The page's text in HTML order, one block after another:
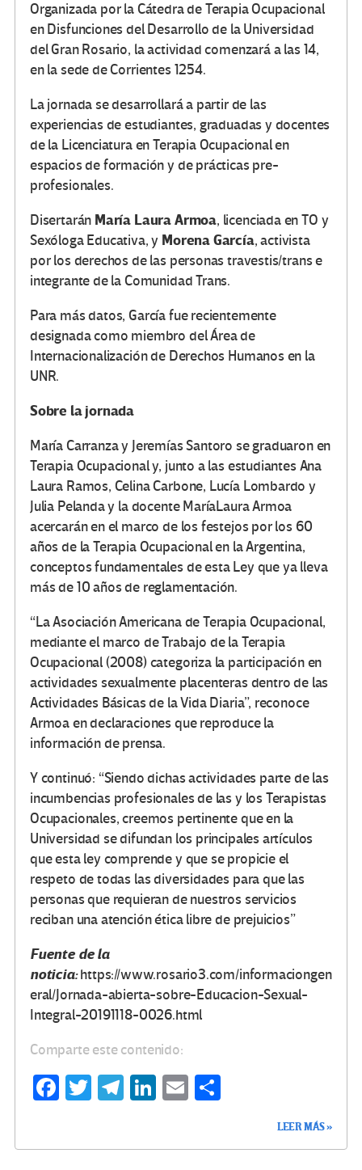
Organizada por la Cátedra de Terapia Ocupacional
en Disfunciones del Desarrollo de la Universidad
del Gran Rosario, la actividad comenzará a las 14,
en la sede de Corrientes 1254.
La jornada se desarrollará a partir de las
experiencias de estudiantes, graduadas y docentes
de la Licenciatura en Terapia Ocupacional en
espacios de formación y de prácticas pre-
profesionales.
Disertarán María Laura Armoa, licenciada en TO y
Sexóloga Educativa, y Morena García, activista
por los derechos de las personas travestis/trans e
integrante de la Comunidad Trans.
Para más datos, García fue recientemente
designada como miembro del Área de
Internacionalización de Derechos Humanos en la
UNR.
Sobre la jornada
María Carranza y Jeremías Santoro se graduaron en
Terapia Ocupacional y, junto a las estudiantes Ana
Laura Ramos, Celina Carbone, Lucía Lombardo y
Julia Pelanda y la docente MaríaLaura Armoa
acercarán en el marco de los festejos por los 60
años de la Terapia Ocupacional en la Argentina,
conceptos fundamentales de esta Ley que ya lleva
más de 10 años de reglamentación.
“La Asociación Americana de Terapia Ocupacional,
mediante el marco de Trabajo de la Terapia
Ocupacional (2008) categoriza la participación en
actividades sexualmente placenteras dentro de las
Actividades Básicas de la Vida Diaria”, reconoce
Armoa en declaraciones que reproduce la
información de prensa.
Y continuó: “Siendo dichas actividades parte de las
incumbencias profesionales de las y los Terapistas
Ocupacionales, creemos pertinente que en la
Universidad se difundan los principales artículos
que esta ley comprende y que se propicie el
respeto de todas las diversidades para que las
personas que requieran de nuestros servicios
reciban una atención ética libre de prejuicios”
Fuente de la
noticia:https://www.rosario3.com/informaciongen
eral/Jornada-abierta-sobre-Educacion-Sexual-
Integral-20191118-0026.html
Comparte este contenido:
Fa T
Te
Li
E
LEER MÁS »